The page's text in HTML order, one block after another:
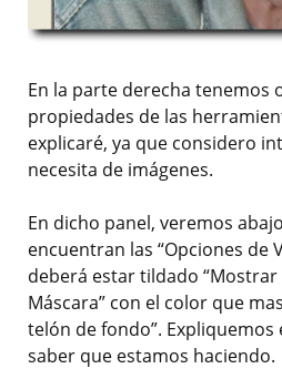
En la parte derecha tenemos
propiedades de las
explicaré, ya que considero
necesita de imágenes.
En dicho panel, veremos
encuentran las “Opciones de
deberá estar tildado “Mostrar
Máscara” con el color que
telón de fondo”.
saber que estamos haciendo.